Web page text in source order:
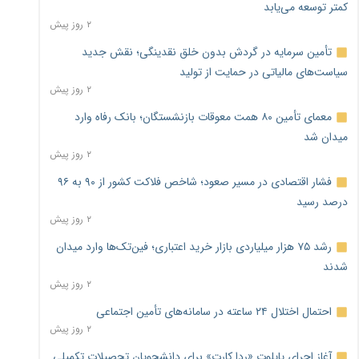
کمتر توسعه می‌یابد
۲ روز پیش
تأمین سرمایه در گردش بدون خلق نقدینگی؛ نقش جدید
سیاست‌های مالیاتی در حمایت از تولید
۲ روز پیش
معمای تأمین ۸۰ همت معوقات بازنشستگان؛ بانک رفاه وارد
میدان شد
۲ روز پیش
فشار اقتصادی در مسیر صعود؛ شاخص فلاکت کشور از ۹۰ به ۹۶
درصد رسید
۲ روز پیش
رشد ۷۵ هزار میلیاردی بازار خرید اعتباری؛ فین‌تک‌ها وارد میدان
شدند
۲ روز پیش
احتمال اختلال ۲۴ ساعته در سامانه‌های تأمین اجتماعی
۲ روز پیش